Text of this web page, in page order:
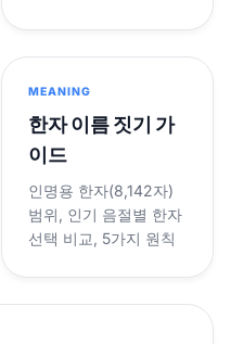
MEANING
한자 이름 짓기 가
이드
인명용 한자(8,142자)
범위, 인기 음절별 한자
선택 비교, 5가지 원칙